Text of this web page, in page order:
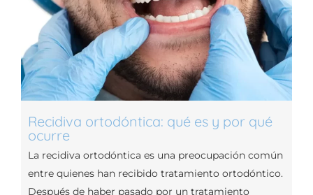
Recidiva ortodóntica: qué es y por qué
ocurre
La recidiva ortodóntica es una preocupación común
entre quienes han recibido tratamiento ortodóntico.
Después de haber pasado por un tratamiento